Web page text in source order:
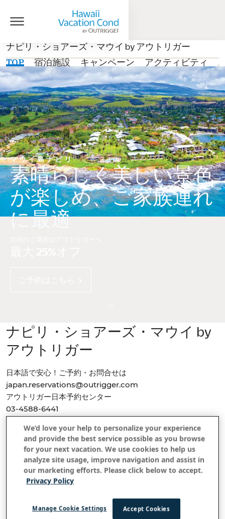
ナピリ・ショアーズ・マウイ by アウトリガー
TOP
宿泊施設 キャンペーン アクティビティ
マウイ島ナピリ
素晴らしく美しい景色
が楽しめ、ご家族連れ
に最適
ナピリ・ショアーズ・マウイ by
アウトリガー
日本語で安心！ご予約・お問合せは
japan.reservations@outrigger.com
アウトリガー日本予約センター ​
03-4588-6441 ​
こちらは英語対応のみとなります→→ ​
日本予約センターまでお問合せください
連絡先：
5315 Lower Honoapiilani Road, Lahaina, Hawaii 96761
平日：9時半~13時、14時~17時半
We’d love your help to personalize your experience
and provide the best service possible as you browse
for your next vacation. We use cookies to help us
analyze site usage, improve navigation and assist in
our marketing efforts. Please click below to accept.
Privacy Policy
Accept Cookies
Manage Cookie Settings